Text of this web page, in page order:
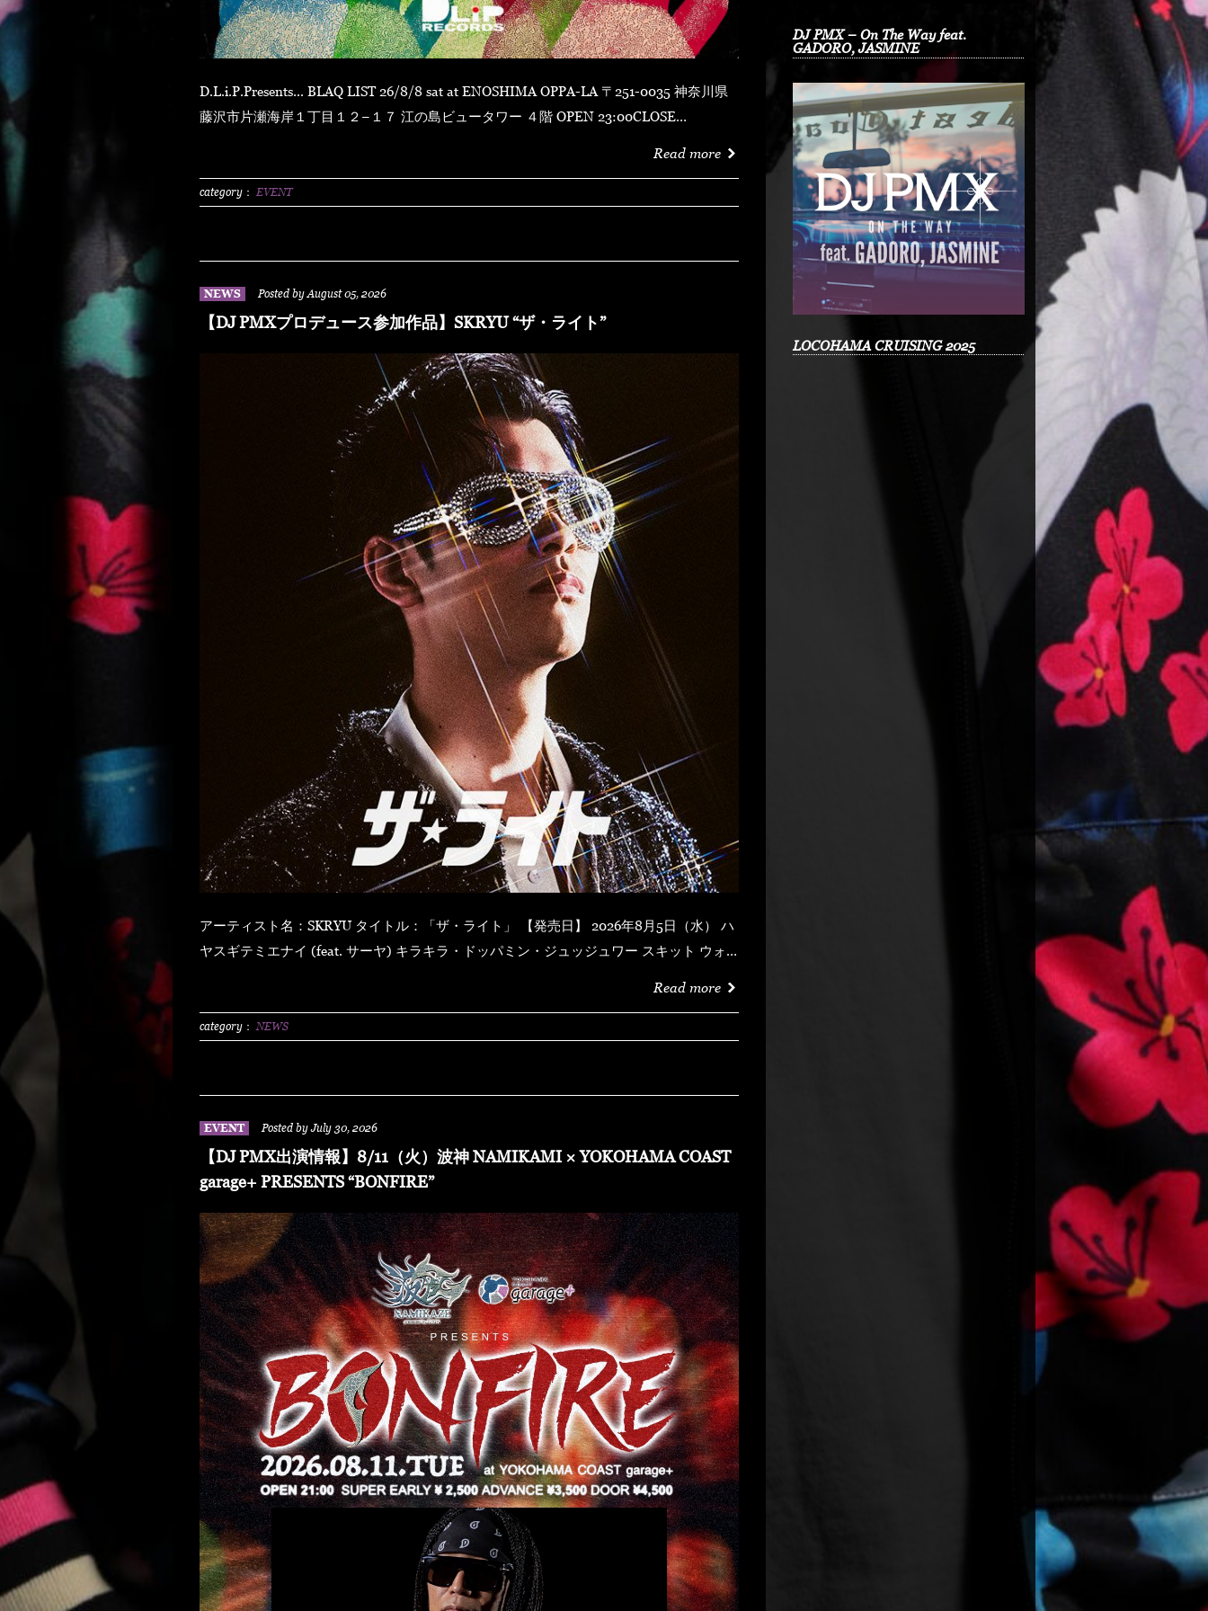
D.L.i.P.Presents... BLAQ LIST 26/8/8 sat at ENOSHIMA OPPA-LA 〒251-0035 神奈川県
藤沢市片瀬海岸１丁目１２−１７ 江の島ビュータワー ４階 OPEN 23:00CLOSE
BUNTAR-MANLEXKILLAHSHARKHEDMAO & MAGOODZ
Read more
category： EVENT
NEWS Posted by August 05, 2026
【DJ PMXプロデュース参加作品】SKRYU “ザ・ライト”
アーティスト名：SKRYU タイトル：「ザ・ライト」 【発売日】 2026年8月5日（水） ハ
ヤスギテミエナイ (feat. サーヤ) キラキラ・ドッパミン・ジュッジュワー スキット ウォ
ブン・バック
Read more
category： NEWS
EVENT Posted by July 30, 2026
【DJ PMX出演情報】8/11（火）波神 NAMIKAMI × YOKOHAMA COAST
garage+ PRESENTS “BONFIRE”
DJ PMX – On The Way feat.
GADORO, JASMINE
LOCOHAMA CRUISING 2025